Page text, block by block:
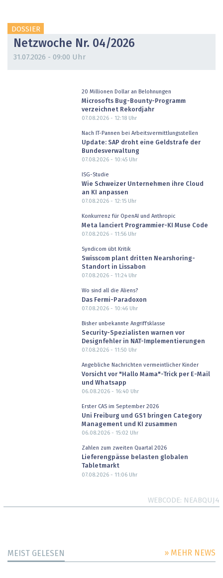
DOSSIER
Netzwoche Nr. 04/2026
31.07.2026 - 09:00 Uhr
20 Millionen Dollar an Belohnungen
Microsofts Bug-Bounty-Programm
verzeichnet Rekordjahr
07.08.2026 - 12:18Uhr
Nach IT-Pannen bei Arbeitsvermittlungsstellen
Update: SAP droht eine Geldstrafe der
Bundesverwaltung
07.08.2026 - 10:45Uhr
ISG-Studie
Wie Schweizer Unternehmen ihre Cloud
an KI anpassen
07.08.2026 - 12:15Uhr
Konkurrenz für OpenAI und Anthropic
Meta lanciert Programmier-KI Muse Code
07.08.2026 - 11:56Uhr
Syndicom übt Kritik
Swisscom plant dritten Nearshoring-
Standort in Lissabon
07.08.2026 - 11:24Uhr
Wo sind all die Aliens?
Das Fermi-Paradoxon
07.08.2026 - 10:46Uhr
Bisher unbekannte Angriffsklasse
Security-Spezialisten warnen vor
Designfehler in NAT-Implementierungen
07.08.2026 - 11:50 Uhr
Angebliche Nachrichten vermeintlicher Kinder
Vorsicht vor "Hallo Mama"-Trick per E-Mail
und Whatsapp
06.08.2026 - 16:40 Uhr
Erster CAS im September 2026
Uni Freiburg und GS1 bringen Category
Management und KI zusammen
06.08.2026 - 15:02 Uhr
Zahlen zum zweiten Quartal 2026
Lieferengpässe belasten globalen
Tabletmarkt
07.08.2026 - 11:06Uhr
WEBCODE NEABQUJ4
MEIST GELESEN » MEHR NEWS